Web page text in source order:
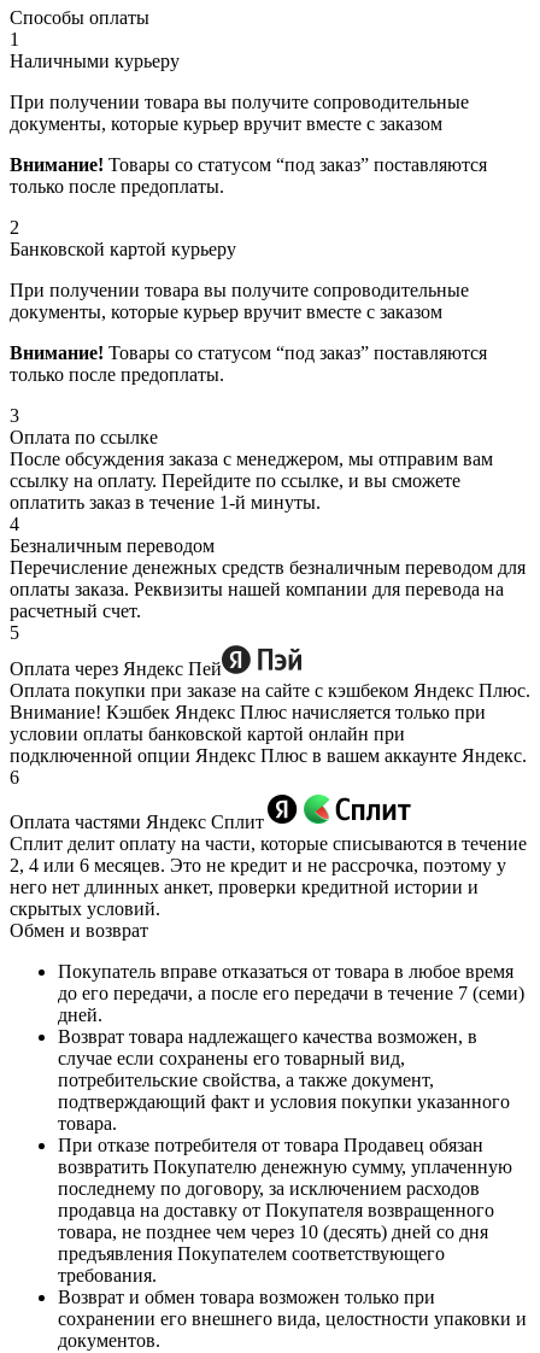
Способы оплаты
1
Наличными курьеру
При получении товара вы получите сопроводительные
документы, которые курьер вручит вместе с заказом
Внимание! Товары со статусом “под заказ” поставляются
только после предоплаты.
2
Банковской картой курьеру
При получении товара вы получите сопроводительные
документы, которые курьер вручит вместе с заказом
Внимание! Товары со статусом “под заказ” поставляются
только после предоплаты.
3
Оплата по ссылке
После обсуждения заказа с менеджером, мы отправим вам
ссылку на оплату. Перейдите по ссылке, и вы сможете
оплатить заказ в течение 1-й минуты.
4
Безналичным переводом
Перечисление денежных средств безналичным переводом для
оплаты заказа. Реквизиты нашей компании для перевода на
расчетный счет.
5
Оплата через Яндекс Пей
Оплата покупки при заказе на сайте с кэшбеком Яндекс Плюс.
Внимание! Кэшбек Яндекс Плюс начисляется только при
условии оплаты банковской картой онлайн при
подключенной опции Яндекс Плюс в вашем аккаунте Яндекс.
6
Оплата частями Яндекс Сплит
Сплит делит оплату на части, которые списываются в течение
2, 4 или 6 месяцев. Это не кредит и не рассрочка, поэтому у
него нет длинных анкет, проверки кредитной истории и
скрытых условий.
Обмен и возврат
Покупатель вправе отказаться от товара в любое время
до его передачи, а после его передачи в течение 7 (семи)
дней.
Возврат товара надлежащего качества возможен, в
случае если сохранены его товарный вид,
потребительские свойства, а также документ,
подтверждающий факт и условия покупки указанного
товара.
При отказе потребителя от товара Продавец обязан
возвратить Покупателю денежную сумму, уплаченную
последнему по договору, за исключением расходов
продавца на доставку от Покупателя возвращенного
товара, не позднее чем через 10 (десять) дней со дня
предъявления Покупателем соответствующего
требования.
Возврат и обмен товара возможен только при
сохранении его внешнего вида, целостности упаковки и
документов.